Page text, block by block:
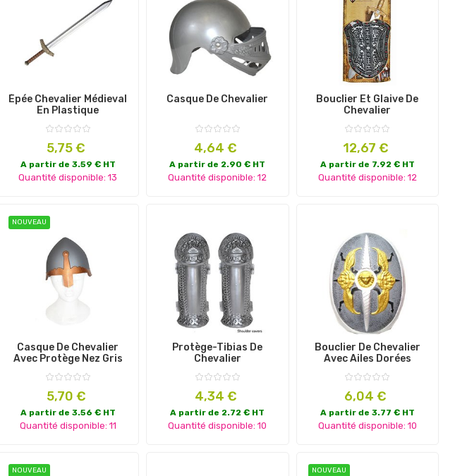
Épée Chevalier Médieval
En Plastique
Prix
5,75 €
A partir de 3.59 € HT
Quantité disponible: 13
Casque De Chevalier
Prix
4,64 €
A partir de 2.90 € HT
Quantité disponible: 12
Bouclier Et Glaive De
Chevalier
Prix
12,67 €
A partir de 7.92 € HT
Quantité disponible: 12
NOUVEAU
Casque De Chevalier
Avec Protège Nez Gris
Prix
5,70 €
A partir de 3.56 € HT
Quantité disponible: 11
Protège-Tibias De
Chevalier
Prix
4,34 €
A partir de 2.72 € HT
Quantité disponible: 10
Bouclier De Chevalier
Avec Ailes Dorées
Prix
6,04 €
A partir de 3.77 € HT
Quantité disponible: 10
NOUVEAU NOUVEAU